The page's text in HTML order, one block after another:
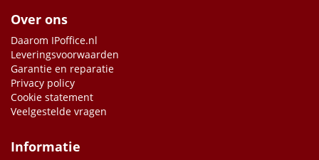
Over ons
Daarom IPoffice.nl
Leveringsvoorwaarden
Garantie en reparatie
Privacy policy
Cookie statement
Veelgestelde vragen
Informatie